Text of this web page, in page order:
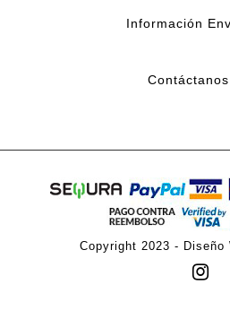
Información
Contáctanos
Copyright 2023 - Diseño